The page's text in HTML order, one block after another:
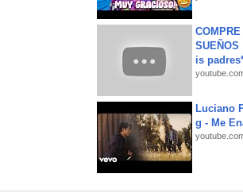
is
Luciano
g - Me